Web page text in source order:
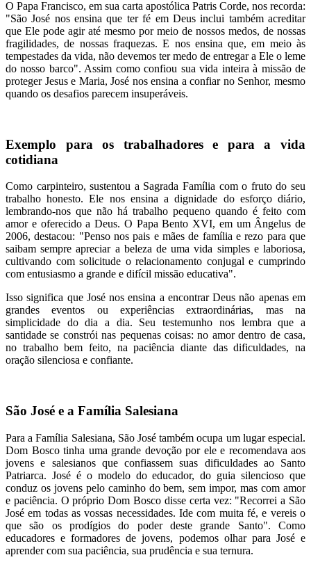
O Papa Francisco, em sua carta apostólica Patris Corde, nos recorda:
"São José nos ensina que ter fé em Deus inclui também acreditar
que Ele pode agir até mesmo por meio de nossos medos, de nossas
fragilidades, de nossas fraquezas. E nos ensina que, em meio às
tempestades da vida, não devemos ter medo de entregar a Ele o leme
do nosso barco". Assim como confiou sua vida inteira à missão de
proteger Jesus e Maria, José nos ensina a confiar no Senhor, mesmo
quando os desafios parecem insuperáveis.
Exemplo para os trabalhadores e para a vida
cotidiana
Como carpinteiro, sustentou a Sagrada Família com o fruto do seu
trabalho honesto. Ele nos ensina a dignidade do esforço diário,
lembrando-nos que não há trabalho pequeno quando é feito com
amor e oferecido a Deus. O Papa Bento XVI, em um Ângelus de
2006, destacou: "Penso nos pais e mães de família e rezo para que
saibam sempre apreciar a beleza de uma vida simples e laboriosa,
cultivando com solicitude o relacionamento conjugal e cumprindo
com entusiasmo a grande e difícil missão educativa".
Isso significa que José nos ensina a encontrar Deus não apenas em
grandes eventos ou experiências extraordinárias, mas na
simplicidade do dia a dia. Seu testemunho nos lembra que a
santidade se constrói nas pequenas coisas: no amor dentro de casa,
no trabalho bem feito, na paciência diante das dificuldades, na
oração silenciosa e confiante.
São José e a Família Salesiana
Para a Família Salesiana, São José também ocupa um lugar especial.
Dom Bosco tinha uma grande devoção por ele e recomendava aos
jovens e salesianos que confiassem suas dificuldades ao Santo
Patriarca. José é o modelo do educador, do guia silencioso que
conduz os jovens pelo caminho do bem, sem impor, mas com amor
e paciência. O próprio Dom Bosco disse certa vez: "Recorrei a São
José em todas as vossas necessidades. Ide com muita fé, e vereis o
que são os prodígios do poder deste grande Santo". Como
educadores e formadores de jovens, podemos olhar para José e
aprender com sua paciência, sua prudência e sua ternura.